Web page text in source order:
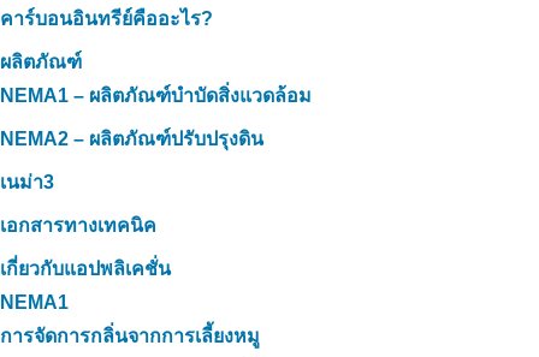
คาร์บอนอินทรีย์คืออะไร?
ผลิตภัณฑ์
NEMA1 – ผลิตภัณฑ์บำบัดสิ่งแวดล้อม
NEMA2 – ผลิตภัณฑ์ปรับปรุงดิน
เนม่า3
เอกสารทางเทคนิค
เกี่ยวกับแอปพลิเคชั่น
NEMA1
การจัดการกลิ่นจากการเลี้ยงหมู